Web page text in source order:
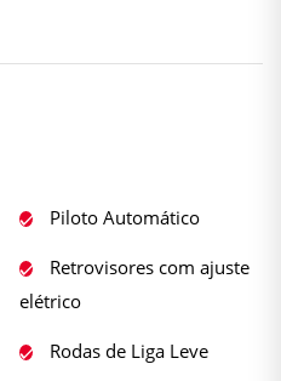
Piloto Automático
Retrovisores com ajuste
elétrico
Rodas de Liga Leve